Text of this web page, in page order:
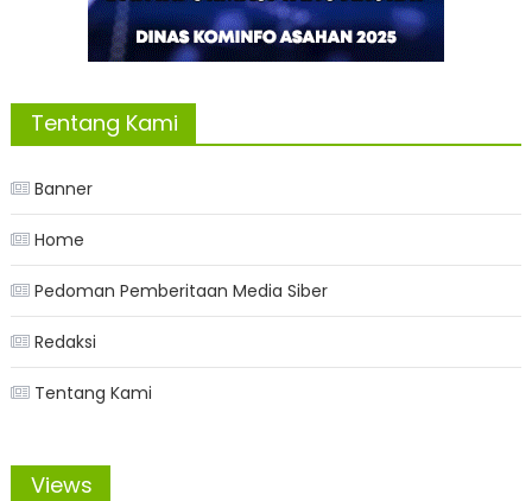
Tentang Kami
Banner
Home
Pedoman Pemberitaan Media Siber
Redaksi
Tentang Kami
Views